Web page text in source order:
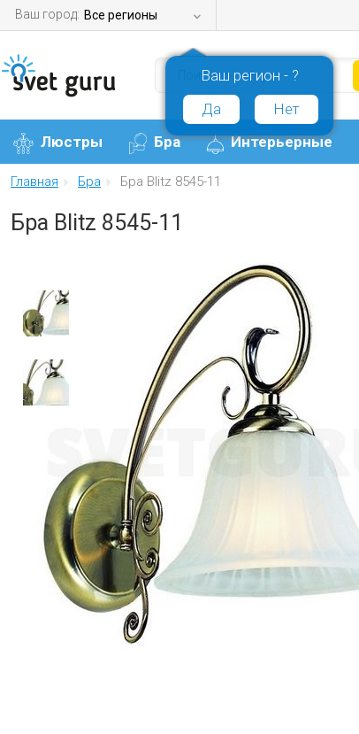
Ваш город: Все регионы
Ваш регион - ?
Да
Нет
Люстры Бра Интерьерные
Главная Бра Бра Blitz 8545-11
Бра Blitz 8545-11